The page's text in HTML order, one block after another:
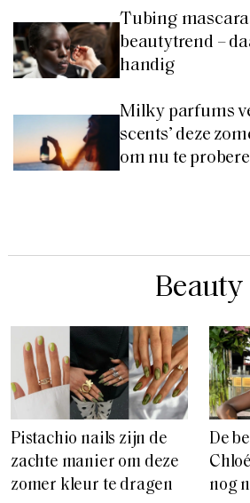
Tubing
beautytrend –
handig
Milky parfums
scents’ deze
om nu te
Beauty
Pistachio nails zijn de
zachte manier om deze
zomer kleur te dragen
De
nog